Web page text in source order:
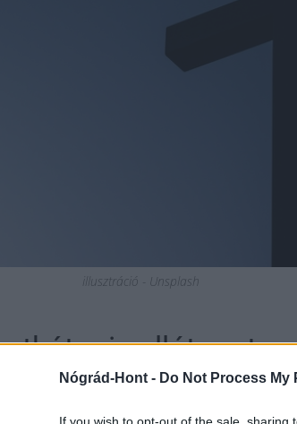
Nógrád-Hont - Do Not Process
If you wish to opt-out of the sale,
illusztráció - Unsplash
is ellátogat a